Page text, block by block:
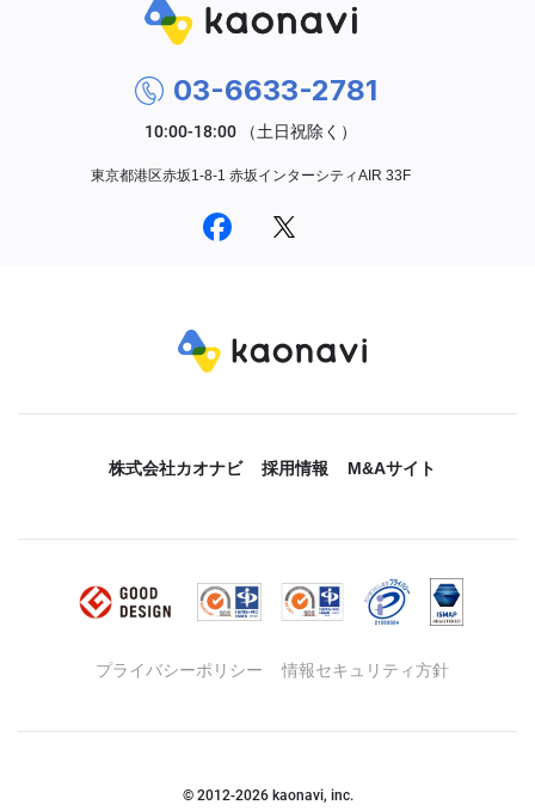
03-6633-2781
東京都港区赤坂1-8-1 赤坂インターシティAIR 33F
株式会社カオナビ 採用情報 M&Aサイト
プライバシーポリシー 情報セキュリティ方針
© 2012-2026kaonavi, inc.